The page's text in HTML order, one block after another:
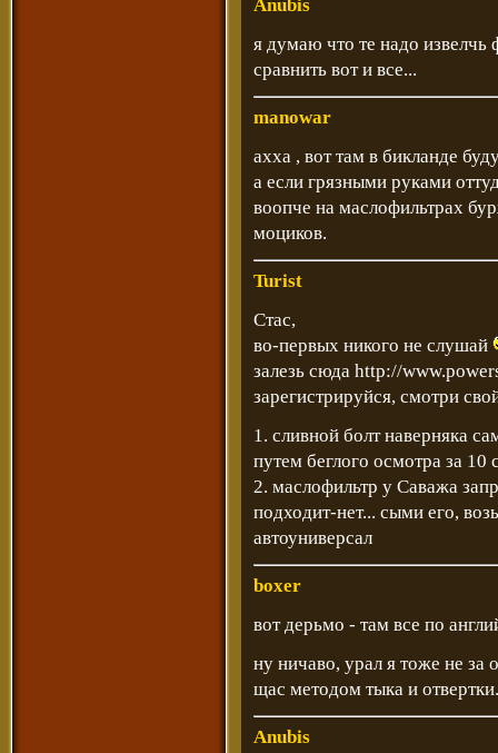
Anubis
я думаю что те надо извелчь
сравнить вот и все...
manowar
ахха , вот там в бикланде
а если грязными руками
воопче на маслофильтрах
моциков.
Turist
Стас,
во-первых никого не слушай
залезь сюда http://
зарегистрируйся, смотри
1. сливной болт наверняка
путем беглого осмотра за 10
2. маслофильтр у Саважа
подходит-нет... сыми его,
автоуниверсал
boxer
вот дерьмо - там все по
ну ничаво, урал я тоже не за
щас методом тыка и
Anubis